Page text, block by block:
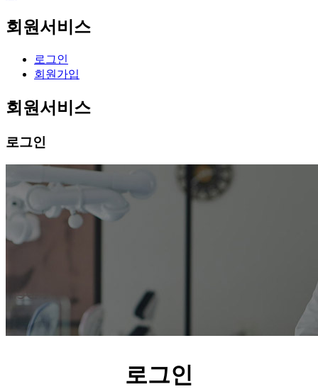
회원서비스
로그인
회원가입
회원서비스
로그인
로그인